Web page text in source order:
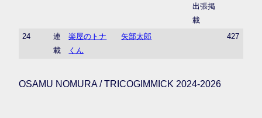
出張掲
載
24
連
載
楽屋のトナ
くん
矢部太郎 427
OSAMU NOMURA / TRICOGIMMICK 2024-2026